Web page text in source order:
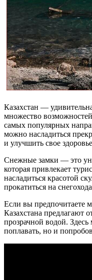
Казахстан —
множество
самых популярных
можно насладиться
и улучшить свое
Снежные замки — это
которая привлекает
насладиться красотой
прокатиться на
Если вы предпочитаете
Казахстана предлагают
прозрачной водой. Здесь
поплавать, но и